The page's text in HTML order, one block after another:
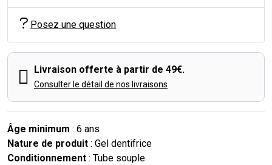
Posez une question
Livraison offerte à partir de 49€.
Consulter le détail de nos livraisons
Âge minimum : 6 ans
Nature de produit : Gel dentifrice
Conditionnement : Tube souple